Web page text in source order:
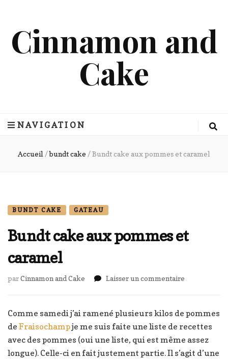
Cinnamon and
Cake
NAVIGATION
Accueil /bundt cake /Bundt cake aux pommes et caramel
BUNDT CAKE GATEAU
Bundt cake aux pommes et
caramel
parCinnamon and Cake Laisser un commentaire
pommes
et
caramel
Comme samedi j’ai ramené plusieurs kilos de pommes
de Fraisochampje me suis faite une liste de recettes
avec des pommes (oui une liste, qui est même assez
longue). Celle-ci en fait justement partie. Il s’agit d’une